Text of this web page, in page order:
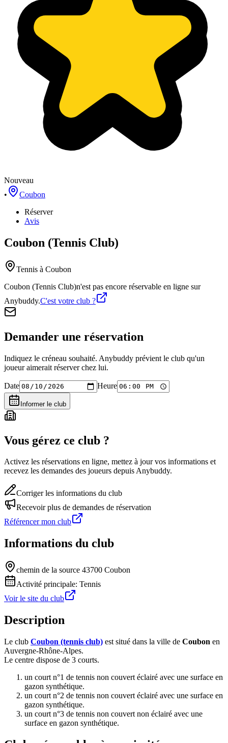
Nouveau
•
Coubon
Réserver
Avis
Coubon (Tennis Club)
Tennis à Coubon
Coubon (Tennis Club)n'est pas encore réservable en ligne sur
Anybuddy.C'est votre club ?
Demander une réservation
Indiquez le créneau souhaité. Anybuddy prévient le club qu'un
joueur aimerait réserver chez lui.
Date Heure
Informer le club
Vous gérez ce club ?
Activez les réservations en ligne, mettez à jour vos informations et
recevez les demandes des joueurs depuis Anybuddy.
Corriger les informations du club
Recevoir plus de demandes de réservation
Référencer mon club
Informations du club
chemin de la source 43700 Coubon
Activité principale: Tennis
Voir le site du club
Description
Le club Coubon (tennis club) est situé dans la ville de Coubon en
Auvergne-Rhône-Alpes.
Le centre dispose de 3 courts.
un court n°1 de tennis non couvert éclairé avec une surface en
gazon synthétique.
un court n°2 de tennis non couvert éclairé avec une surface en
gazon synthétique.
un court n°3 de tennis non couvert non éclairé avec une
surface en gazon synthétique.